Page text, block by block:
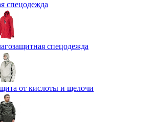
спецодежда
спецодежда
от кислоты и щелочи